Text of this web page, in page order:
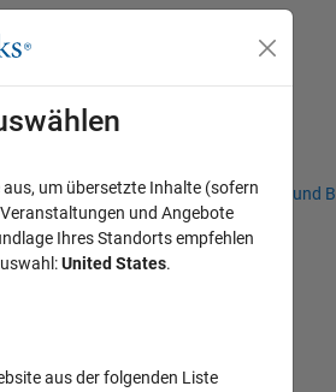
Niederlassungen Studierende und
Off-Canvas-
aus, um übersetzte Inhalte (sofern
und Angebote
Ihres Standorts empfehlen
United States.
aus der folgenden Liste